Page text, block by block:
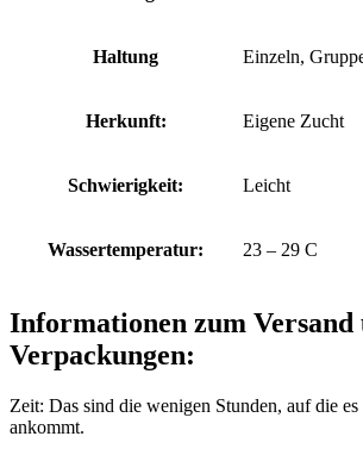
Haltung Einzeln,
Herkunft: Eigene Zucht
Schwierigkeit: Leicht
Wassertemperatur: 23 – 29 C
Informationen zum Versand
Verpackungen:
Zeit: Das sind die wenigen Stunden, auf die
ankommt.